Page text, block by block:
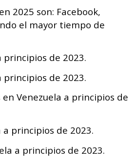
2025 son: Facebook,
el mayor tiempo de
principios de 2023.
principios de 2023.
en Venezuela a principios de
a principios de 2023.
a principios de 2023.